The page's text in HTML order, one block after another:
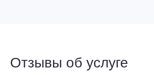
Отзывы об услуге